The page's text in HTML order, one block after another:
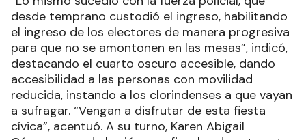
desde temprano custodió el ingreso, habilitando
el ingreso de los electores de manera progresiva
para que no se amontonen en las mesas”, indicó,
destacando el cuarto oscuro accesible, dando
accesibilidad a las personas con movilidad
reducida, instando a los clorindenses a que vayan
a sufragar. “Vengan a disfrutar de esta fiesta
cívica”, acentuó. A su turno, Karen Abigail